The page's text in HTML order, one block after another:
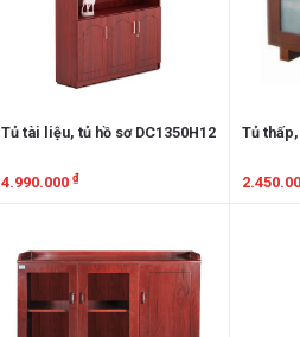
Tủ tài liệu, tủ hồ sơ DC1350H12
4.990.000 ₫
Tủ